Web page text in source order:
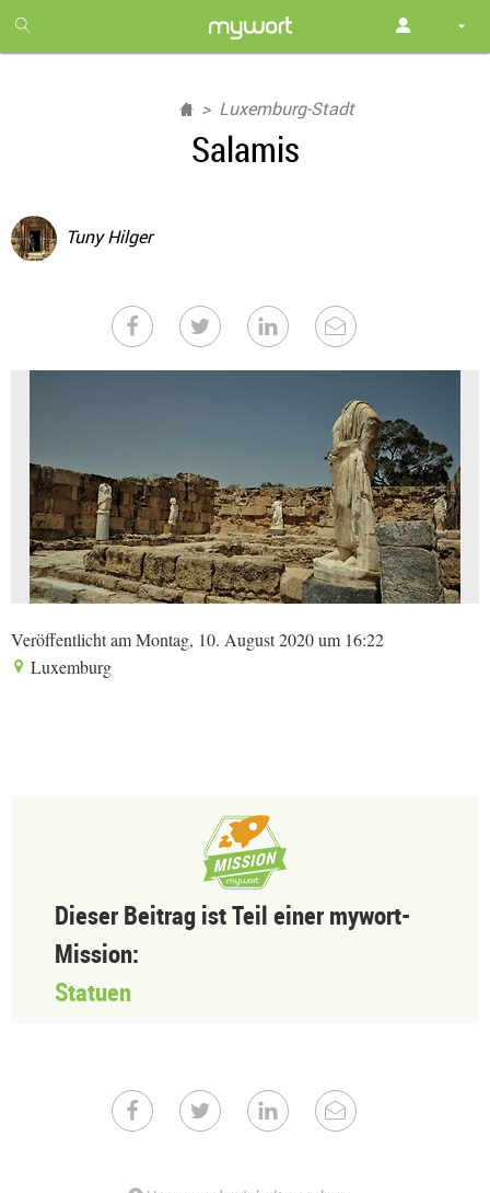
month
free
Luxemburg-Stadt
Salamis
Tuny Hilger
Veröffentlicht am Montag, 10. August 2020 um 16:22
Luxemburg
Dieser Beitrag ist Teil einer mywort-
Mission:
Statuen